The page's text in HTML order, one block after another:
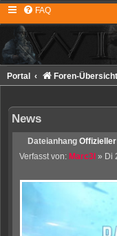
FAQ
Portal Foren-Übersicht
News
Dateianhang
Verfasst von: Marc3l » Di